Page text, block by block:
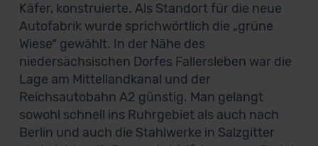
Käfer, konstruierte. Als Standort für die neue
Autofabrik wurde sprichwörtlich die „grüne
Wiese“ gewählt. In der Nähe des
niedersächsischen Dorfes Fallersleben war die
Lage am Mittellandkanal und der
Reichsautobahn A2 günstig. Man gelangt
sowohl schnell ins Ruhrgebiet als auch nach
Berlin und auch die Stahlwerke in Salzgitter